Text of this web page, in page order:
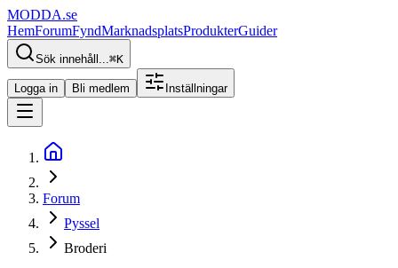
MODDA.se
HemForumFyndMarknadsplatsProdukterGuider
Sök innehåll...⌘K
Logga in Bli medlem Inställningar
Forum
Pyssel
Broderi